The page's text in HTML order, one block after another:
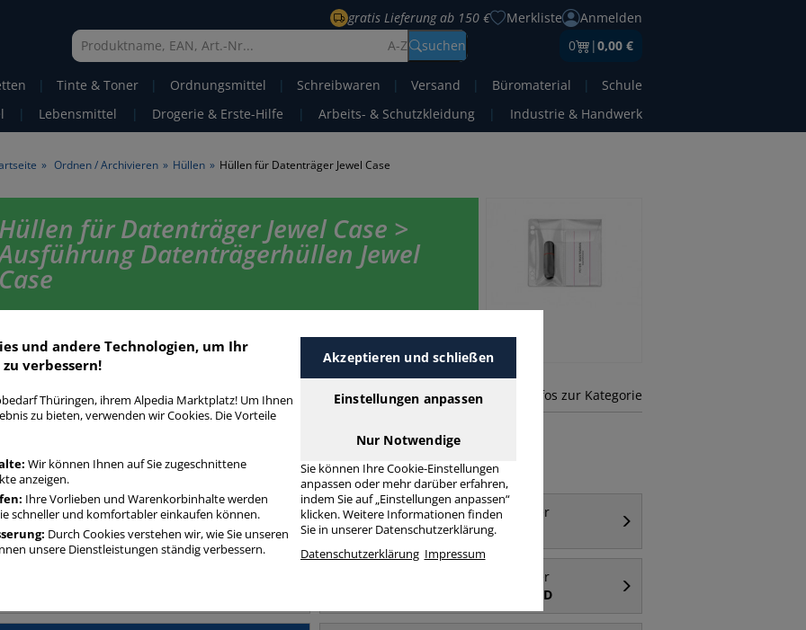
gratis Lieferung ab 150 € Merkliste
Anmelden
A-Z
suchen 0 |0,00 €
| Tinte & Toner | Ordnungsmittel | Schreibwaren | Versand | Büromaterial |
Schule
| Lebensmittel | Drogerie & Erste-Hilfe | Arbeits- & Schutzkleidung | Industrie & Handwerk
» Ordnen / Archivieren » Hüllen » Hüllen für Datenträger Jewel Case
Hüllen für Datenträger Jewel Case >
Datenträgerhüllen Jewel
Case
Sie schnell Hüllen für Datenträger Jewel Case mit unserer Filter-Funktion.
für Datenträger Jewel Case mehr Infos zur Kategorie
Häufig gesucht
Hüllen für Datenträger
USB-Sticks
Hüllen für Datenträger
CD / DVD
Hüllen für Datenträger
selbstklebend - CD / DVD
und andere Technologien, um Ihr
verbessern!
Thüringen, ihrem Alpedia Marktplatz! Um Ihnen
zu bieten, verwenden wir Cookies. Die Vorteile
Wir können Ihnen auf Sie zugeschnittene
anzeigen.
Ihre Vorlieben und Warenkorbinhalte werden
schneller und komfortabler einkaufen können.
Durch Cookies verstehen wir, wie Sie unseren
unsere Dienstleistungen ständig verbessern.
Akzeptieren und schließen
Einstellungen anpassen
Nur Notwendige
Sie können Ihre Cookie-Einstellungen
anpassen oder mehr darüber erfahren,
indem Sie auf „Einstellungen anpassen“
klicken. Weitere Informationen finden
Sie in unserer Datenschutzerklärung.
Datenschutzerklärung Impressum